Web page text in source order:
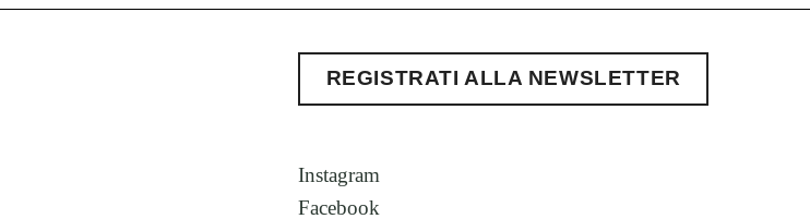
REGISTRATI ALLA NEWSLETTER
Instagram
Facebook